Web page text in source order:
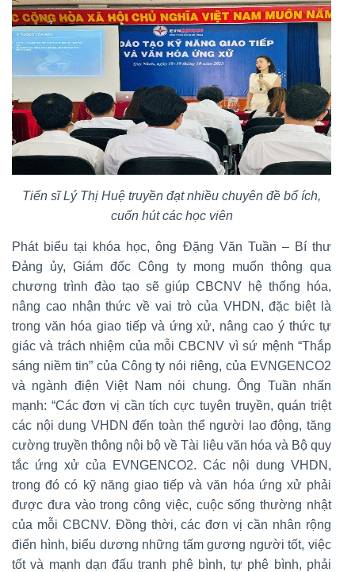
Tiến sĩ Lý Thị Huệ truyền đạt nhiều chuyên đề bổ ích,
cuốn hút các học viên
Phát biểu tại khóa học, ông Đặng Văn Tuần – Bí thư
Đảng ủy, Giám đốc Công ty mong muốn thông qua
chương trình đào tạo sẽ giúp CBCNV hệ thống hóa,
nâng cao nhận thức về vai trò của VHDN, đặc biệt là
trong văn hóa giao tiếp và ứng xử, nâng cao ý thức tự
giác và trách nhiệm của mỗi CBCNV vì sứ mệnh “Thắp
sáng niềm tin” của Công ty nói riêng, của EVNGENCO2
và ngành điện Việt Nam nói chung. Ông Tuần nhấn
mạnh: “Các đơn vị cần tích cực tuyên truyền, quán triệt
các nội dung VHDN đến toàn thể người lao động, tăng
cường truyền thông nội bộ về Tài liệu văn hóa và Bộ quy
tắc ứng xử của EVNGENCO2. Các nội dung VHDN,
trong đó có kỹ năng giao tiếp và văn hóa ứng xử phải
được đưa vào trong công việc, cuộc sống thường nhật
của mỗi CBCNV. Đồng thời, các đơn vị cần nhân rộng
điển hình, biểu dương những tấm gương người tốt, việc
tốt và mạnh dạn đấu tranh phê bình, tự phê bình, phải